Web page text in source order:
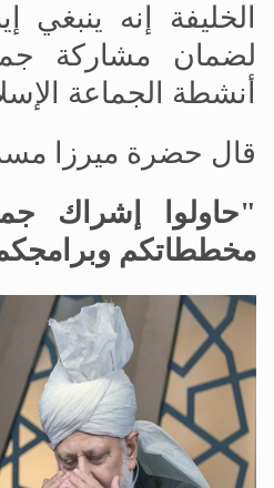
الخليفة إنه ينبغي
لضمان مشاركة
أنشطة الجماعة
قال حضرة ميرزا
"حاولوا إشراك
مخططاتكم